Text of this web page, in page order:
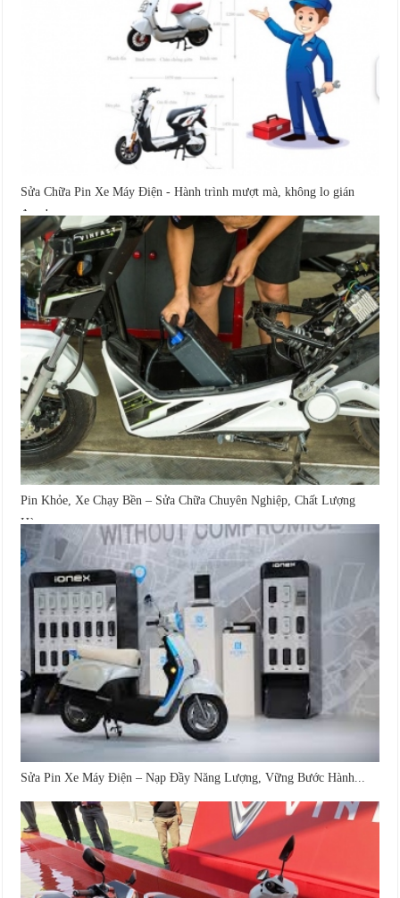
Sửa Chữa Pin Xe Máy Điện - Hành trình mượt mà, không lo gián
đoạn!
Pin Khỏe, Xe Chạy Bền – Sửa Chữa Chuyên Nghiệp, Chất Lượng
Hàng...
Sửa Pin Xe Máy Điện – Nạp Đầy Năng Lượng, Vững Bước Hành...